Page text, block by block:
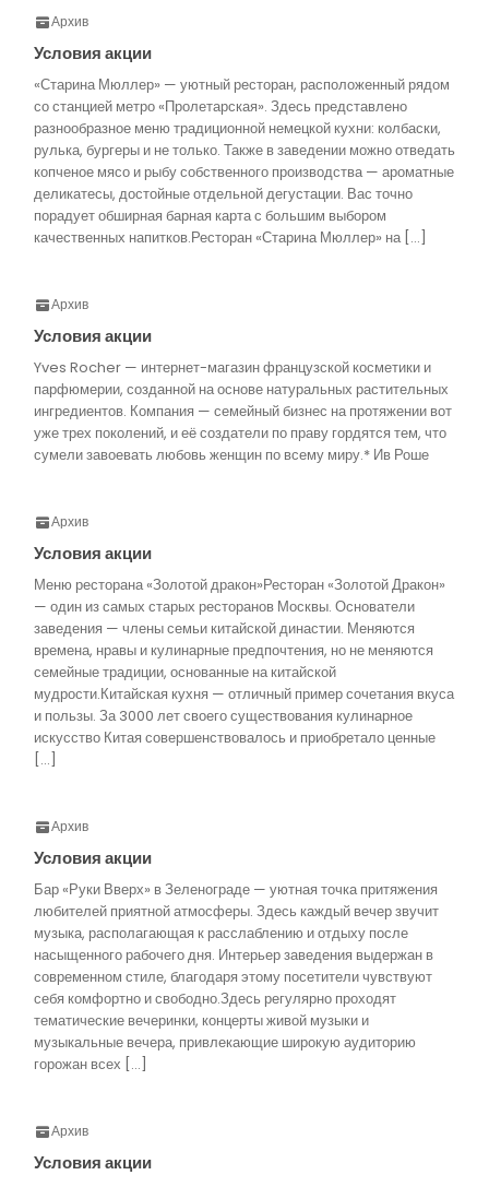
Архив
Условия акции
«Старина Мюллер» — уютный ресторан, расположенный рядом
со станцией метро «Пролетарская». Здесь представлено
разнообразное меню традиционной немецкой кухни: колбаски,
рулька, бургеры и не только. Также в заведении можно отведать
копченое мясо и рыбу собственного производства — ароматные
деликатесы, достойные отдельной дегустации. Вас точно
порадует обширная барная карта с большим выбором
качественных напитков.Ресторан «Старина Мюллер» на […]
Архив
Условия акции
Yves Rocher — интернет-магазин французской косметики и
парфюмерии, созданной на основе натуральных растительных
ингредиентов. Компания — семейный бизнес на протяжении вот
уже трех поколений, и её создатели по праву гордятся тем, что
сумели завоевать любовь женщин по всему миру.* Ив Роше
Архив
Условия акции
Меню ресторана «Золотой дракон»Ресторан «Золотой Дракон»
— один из самых старых ресторанов Москвы. Основатели
заведения — члены семьи китайской династии. Меняются
времена, нравы и кулинарные предпочтения, но не меняются
семейные традиции, основанные на китайской
мудрости.Китайская кухня — отличный пример сочетания вкуса
и пользы. За 3000 лет своего существования кулинарное
искусство Китая совершенствовалось и приобретало ценные
[…]
Архив
Условия акции
Бар «Руки Вверх» в Зеленограде — уютная точка притяжения
любителей приятной атмосферы. Здесь каждый вечер звучит
музыка, располагающая к расслаблению и отдыху после
насыщенного рабочего дня. Интерьер заведения выдержан в
современном стиле, благодаря этому посетители чувствуют
себя комфортно и свободно.Здесь регулярно проходят
тематические вечеринки, концерты живой музыки и
музыкальные вечера, привлекающие широкую аудиторию
горожан всех […]
Архив
Условия акции